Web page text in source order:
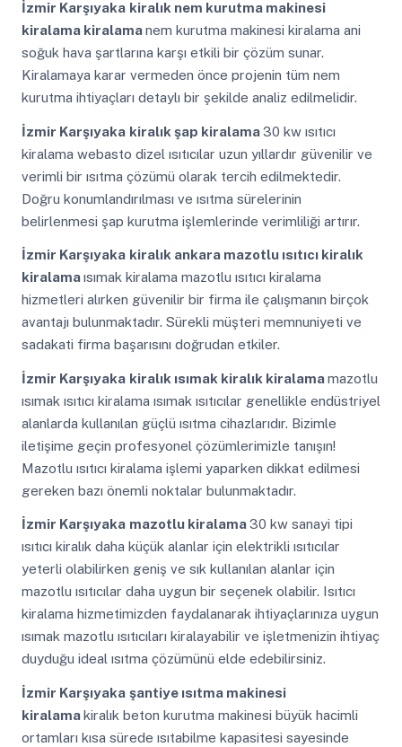
İzmir Karşıyaka kiralık nem kurutma makinesi
kiralama kiralamanem kurutma makinesi kiralama ani
soğuk hava şartlarına karşı etkili bir çözüm sunar.
Kiralamaya karar vermeden önce projenin tüm nem
kurutma ihtiyaçları detaylı bir şekilde analiz edilmelidir.
İzmir Karşıyaka kiralık şap kiralama30 kw ısıtıcı
kiralama webasto dizel ısıtıcılar uzun yıllardır güvenilir ve
verimli bir ısıtma çözümü olarak tercih edilmektedir.
Doğru konumlandırılması ve ısıtma sürelerinin
belirlenmesi şap kurutma işlemlerinde verimliliği artırır.
İzmir Karşıyaka kiralık ankara mazotlu ısıtıcı kiralık
kiralamaısımak kiralama mazotlu ısıtıcı kiralama
hizmetleri alırken güvenilir bir firma ile çalışmanın birçok
avantajı bulunmaktadır. Sürekli müşteri memnuniyeti ve
sadakati firma başarısını doğrudan etkiler.
İzmir Karşıyaka kiralık ısımak kiralık kiralamamazotlu
ısımak ısıtıcı kiralama ısımak ısıtıcılar genellikle endüstriyel
alanlarda kullanılan güçlü ısıtma cihazlarıdır. Bizimle
iletişime geçin profesyonel çözümlerimizle tanışın!
Mazotlu ısıtıcı kiralama işlemi yaparken dikkat edilmesi
gereken bazı önemli noktalar bulunmaktadır.
İzmir Karşıyaka mazotlu kiralama30 kw sanayi tipi
ısıtıcı kiralık daha küçük alanlar için elektrikli ısıtıcılar
yeterli olabilirken geniş ve sık kullanılan alanlar için
mazotlu ısıtıcılar daha uygun bir seçenek olabilir. Isıtıcı
kiralama hizmetimizden faydalanarak ihtiyaçlarınıza uygun
ısımak mazotlu ısıtıcıları kiralayabilir ve işletmenizin ihtiyaç
duyduğu ideal ısıtma çözümünü elde edebilirsiniz.
İzmir Karşıyaka şantiye ısıtma makinesi
kiralamakiralık beton kurutma makinesi büyük hacimli
ortamları kısa sürede ısıtabilme kapasitesi sayesinde